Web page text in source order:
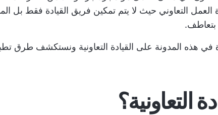
العمل التعاوني حيث لا يتم تمكين فريق القيادة فقط بل
بتعاطف.
هذه المدونة على القيادة التعاونية ونستكشف طرق
التعاونية؟